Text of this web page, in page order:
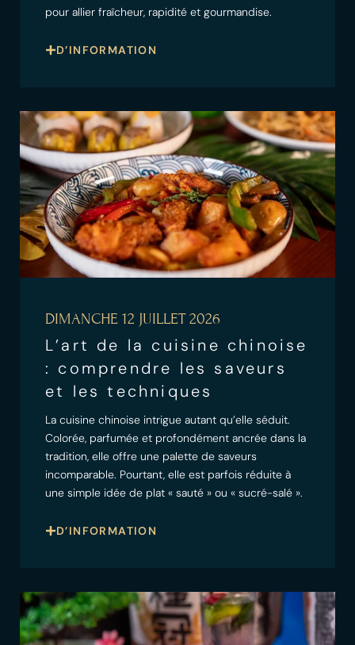
pour allier fraîcheur, rapidité et gourmandise.
D’INFORMATION
DIMANCHE 12 JUILLET 2026
L’art de la cuisine chinoise
: comprendre les saveurs
et les techniques
La cuisine chinoise intrigue autant qu’elle séduit.
Colorée, parfumée et profondément ancrée dans la
tradition, elle offre une palette de saveurs
incomparable. Pourtant, elle est parfois réduite à
une simple idée de plat « sauté » ou « sucré-salé ».
D’INFORMATION